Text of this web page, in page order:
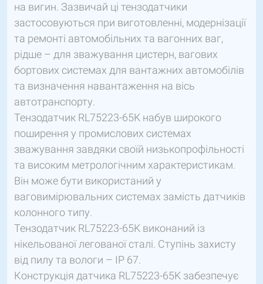
на вигин. Зазвичай ці тензодатчики
застосовуються при виготовленні, модернізації
та ремонті автомобільних та вагонних ваг,
рідше – для зважування цистерн, вагових
бортових системах для вантажних автомобілів
та визначення навантаження на вісь
автотранспорту.
Тензодатчик RL75223-65K набув широкого
поширення у промислових системах
зважування завдяки своїй низькопрофільності
та високим метрологічним характеристикам.
Він може бути використаний у
ваговимірювальних системах замість датчиків
колонного типу.
Тензодатчик RL75223-65K виконаний із
нікельованої легованої сталі. Ступінь захисту
від пилу та вологи – IP 67.
Конструкція датчика RL75223-65K забезпечує